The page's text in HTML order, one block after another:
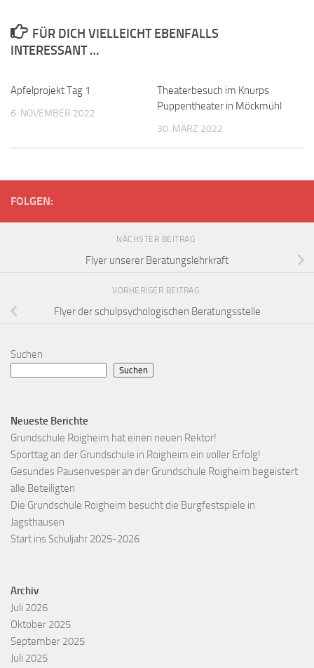
FÜR DICH VIELLEICHT EBENFALLS
INTERESSANT …
Apfelprojekt Tag 1
6. NOVEMBER 2022
Theaterbesuch im Knurps
Puppentheater in Möckmühl
30. MÄRZ 2022
FOLGEN:
NÄCHSTER BEITRAG
Flyer unserer Beratungslehrkraft
VORHERIGER BEITRAG
Flyer der schulpsychologischen Beratungsstelle
Suchen
Suchen
Neueste Berichte
Grundschule Roigheim hat einen neuen Rektor!
Sporttag an der Grundschule in Roigheim ein voller Erfolg!
Gesundes Pausenvesper an der Grundschule Roigheim begeistert
alle Beteiligten
Die Grundschule Roigheim besucht die Burgfestspiele in
Jagsthausen
Start ins Schuljahr 2025-2026
Archiv
Juli 2026
Oktober 2025
September 2025
Juli 2025